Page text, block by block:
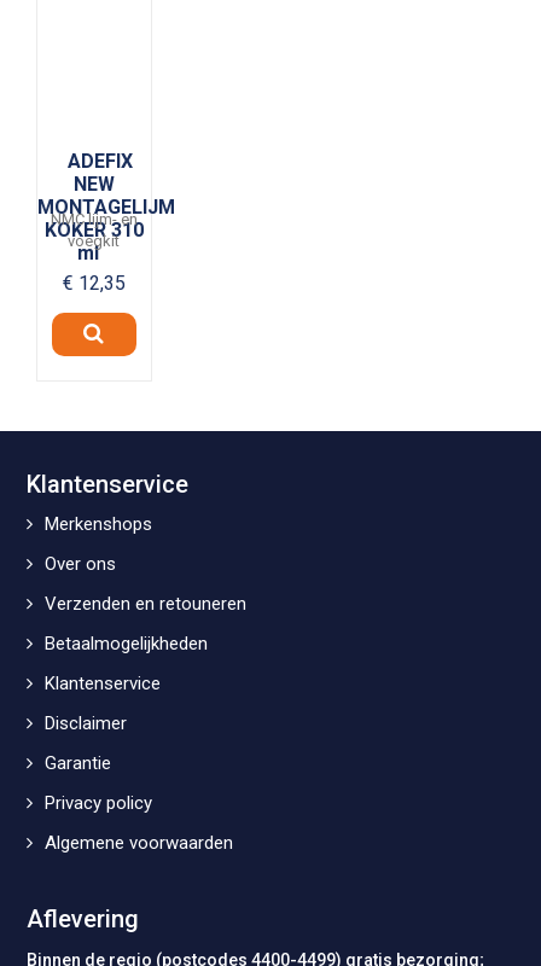
ADEFIX
NEW
MONTAGELIJM
KOKER 310
ml
NMC lijm- en
voegkit
€ 12,35
Klantenservice
Merkenshops
Over ons
Verzenden en retouneren
Betaalmogelijkheden
Klantenservice
Disclaimer
Garantie
Privacy policy
Algemene voorwaarden
Aflevering
Binnen de regio (postcodes 4400-4499) gratis bezorging;